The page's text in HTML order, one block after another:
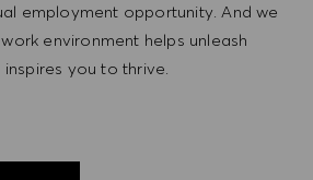
employment opportunity. And we
environment helps unleash
you to thrive.